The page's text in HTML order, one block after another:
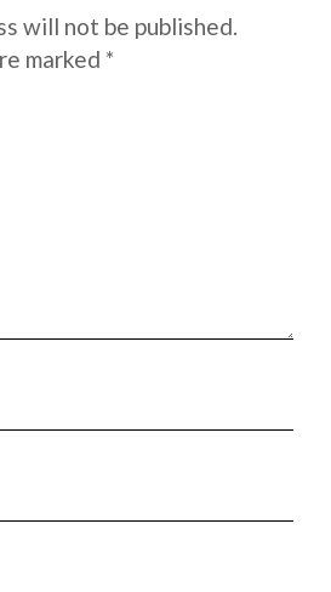
will not be published.
marked*